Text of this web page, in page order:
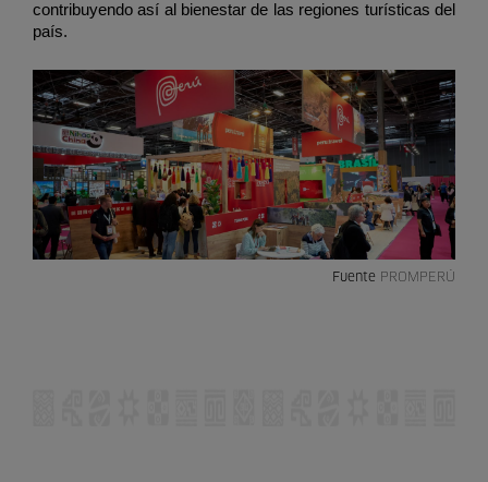
contribuyendo así al bienestar de las regiones turísticas del
país.
Fuente PROMPERÚ